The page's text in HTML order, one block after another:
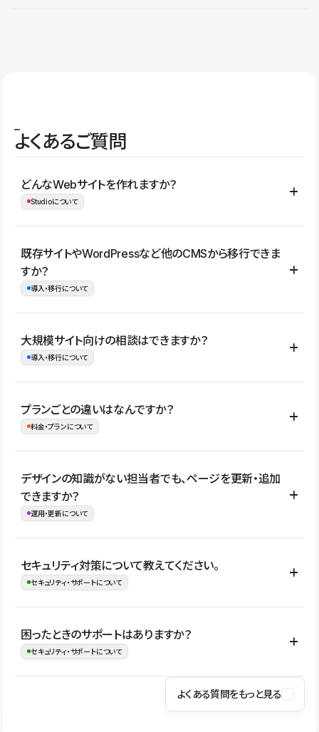
よくあるご質問
どんなWebサイトを作れますか？
Studioについて
コーポレートサイト、サービスサイト、LP、採用サイト、ブロ
グ・メディア、イベントサイト、店舗・商品紹介サイト、ポートフ
ォリオなど幅広く制作できます。
既存サイトやWordPressなど他のCMSから移行できま
すか？
導入・移行について
はい。既存サイトの構成やコンテンツ、URLを整理したうえで、
Studio上に再構築する形で移行できます。 WordPressの場合は、
イト全体のデザインや設定がそのまま移行されるわけではないた
め、移行後にページ構成やデザイン、CMS設計、URL・リダイレク
大規模サイト向けの相談はできますか？
導入・移行について
はい。アクセス規模が大きいサイトや、複数部門での運用、権限管
理、セキュリティ確認、既存システムとの連携など、個別の要件が
ない段階でも、お問い合わせください。
お問合せはこちら
プランごとの違いはなんですか？
料金・プランについて
公開ページ数、バージョン履歴の期間、CMS利用数の上限、権限
管理の有無などがプランごとに異なります。詳しくは料金プランペ
ージをご覧ください。
デザインの知識がない担当者でも、ページを更新・追加
できますか？
運用・更新について
はい。CMSやコンポーネントを活用して更新範囲を設計しておく
ことで、デザインを崩しにくい状態で運用できます。 さらにコン
ながらレイアウトに影響を与えずに更新作業を進めやすくなりま
す。
セキュリティ対策について教えてください。
セキュリティ・サポートについて
Studioでは、公開サイトやサービスを安全に利用できるよう、通信
の暗号化、データ保護、アクセス管理、脆弱性対策など、複数の観
はSSL/TLSによる通信暗号化に対応しており、悪質なスクリプトの
困ったときのサポートはありますか？
セキュリティ・サポートについて
操作方法や機能については、ヘルプセンターでご確認いただけま
よくある質問をもっと見る